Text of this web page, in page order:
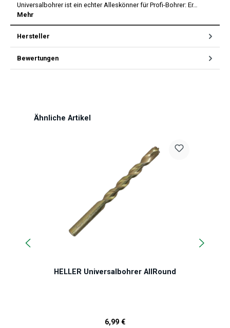
Universalbohrer ist ein echter Alleskönner für Profi-Bohrer: Er…
Mehr
Hersteller
Bewertungen
Produktgalerie überspringen
Ähnliche Artikel
HELLER Universalbohrer AllRound
Regulärer Preis:
6,99 €